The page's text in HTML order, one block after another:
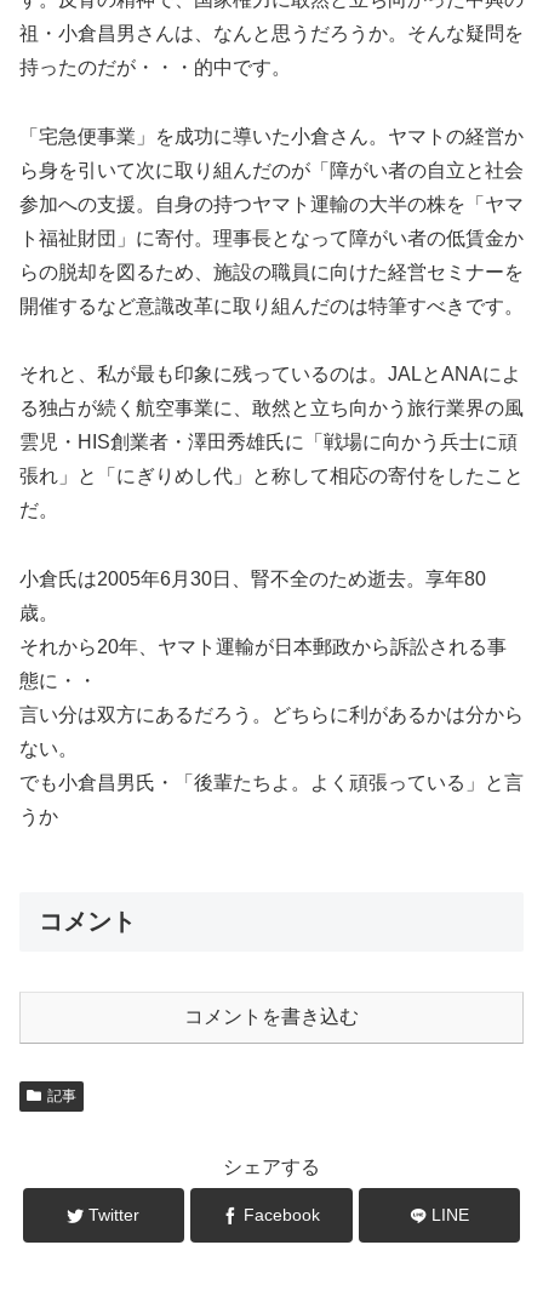
祖・小倉昌男さんは、なんと思うだろうか。そんな疑問を
持ったのだが・・・的中です。
「宅急便事業」を成功に導いた小倉さん。ヤマトの経営か
ら身を引いて次に取り組んだのが「障がい者の自立と社会
参加への支援。自身の持つヤマト運輸の大半の株を「ヤマ
ト福祉財団」に寄付。理事長となって障がい者の低賃金か
らの脱却を図るため、施設の職員に向けた経営セミナーを
開催するなど意識改革に取り組んだのは特筆すべきです。
それと、私が最も印象に残っているのは。JALとANAによ
る独占が続く航空事業に、敢然と立ち向かう旅行業界の風
雲児・HIS創業者・澤田秀雄氏に「戦場に向かう兵士に頑
張れ」と「にぎりめし代」と称して相応の寄付をしたこと
だ。
小倉氏は2005年6月30日、腎不全のため逝去。享年80
歳。
それから20年、ヤマト運輸が日本郵政から訴訟される事
態に・・
言い分は双方にあるだろう。どちらに利があるかは分から
ない。
でも小倉昌男氏・「後輩たちよ。よく頑張っている」と言
うか
コメント
コメントを書き込む
記事
シェアする
Twitter Facebook LINE